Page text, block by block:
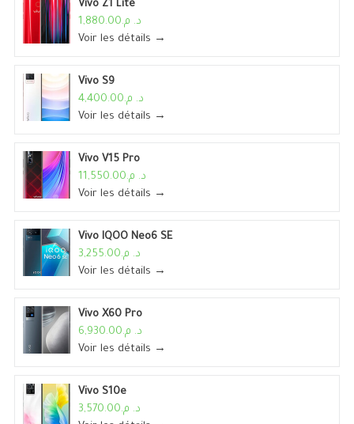
Vivo Z1 Lite
د. م.1,880.00
Voir les détails →
Vivo S9
د. م.4,400.00
Voir les détails →
Vivo V15 Pro
د. م.11,550.00
Voir les détails →
Vivo IQOO Neo6 SE
د. م.3,255.00
Voir les détails →
Vivo X60 Pro
د. م.6,930.00
Voir les détails →
Vivo S10e
د. م.3,570.00